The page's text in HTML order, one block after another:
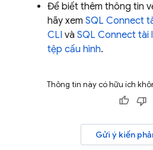
Để biết thêm thông tin
hãy xem SQL Connect
CLI và SQL Connect tài
tệp cấu hình.
Thông tin này có hữu ích
Gửi ý kiến